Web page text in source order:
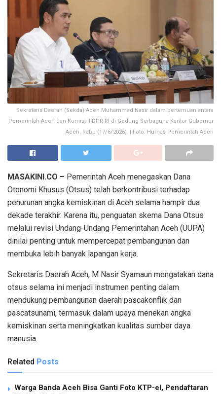
Sekretaris Daerah (Sekda) Aceh Muhammad Nasir dalam pertemuan antara
Pemerintah Aceh dan Komisi II DPR RI di Gedung Serbaguna Kantor Gubernur
Aceh, Rabu (17/6/2026). | Foto: Humas Pemerintah Aceh
MASAKINI.CO – Pemerintah Aceh menegaskan Dana
Otonomi Khusus (Otsus) telah berkontribusi terhadap
penurunan angka kemiskinan di Aceh selama hampir dua
dekade terakhir. Karena itu, penguatan skema Dana Otsus
melalui revisi Undang-Undang Pemerintahan Aceh (UUPA)
dinilai penting untuk mempercepat pembangunan dan
membuka lebih banyak lapangan kerja.
Sekretaris Daerah Aceh, M Nasir Syamaun mengatakan dana
otsus selama ini menjadi instrumen penting dalam
mendukung pembangunan daerah pascakonflik dan
pascatsunami, termasuk dalam upaya menekan angka
kemiskinan serta meningkatkan kualitas sumber daya
manusia.
Related Posts
Warga Banda Aceh Bisa Ganti Foto KTP-el, Pendaftaran